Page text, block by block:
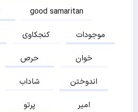
good samaritan
کنجکاوی
موجودات
حرص
خوان
شاداب
اندوختن
پرتو
امیر